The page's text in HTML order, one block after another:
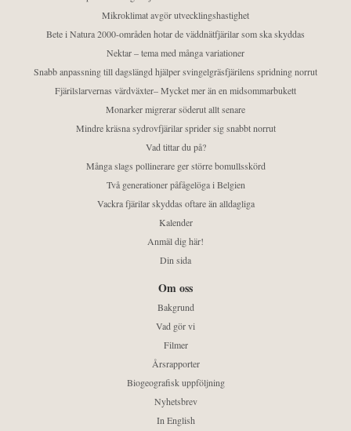
Mikroklimat avgör utvecklingshastighet
Bete i Natura 2000-områden hotar de väddnätfjärilar som ska skyddas
Nektar – tema med många variationer
Snabb anpassning till dagslängd hjälper svingelgräsfjärilens spridning norrut
Fjärilslarvernas värdväxter– Mycket mer än en midsommarbukett
Monarker migrerar söderut allt senare
Mindre kräsna sydrovfjärilar sprider sig snabbt norrut
Vad tittar du på?
Många slags pollinerare ger större bomullsskörd
Två generationer påfågelöga i Belgien
Vackra fjärilar skyddas oftare än alldagliga
Kalender
Anmäl dig här!
Din sida
Om oss
Bakgrund
Vad gör vi
Filmer
Årsrapporter
Biogeografisk uppföljning
Nyhetsbrev
In English